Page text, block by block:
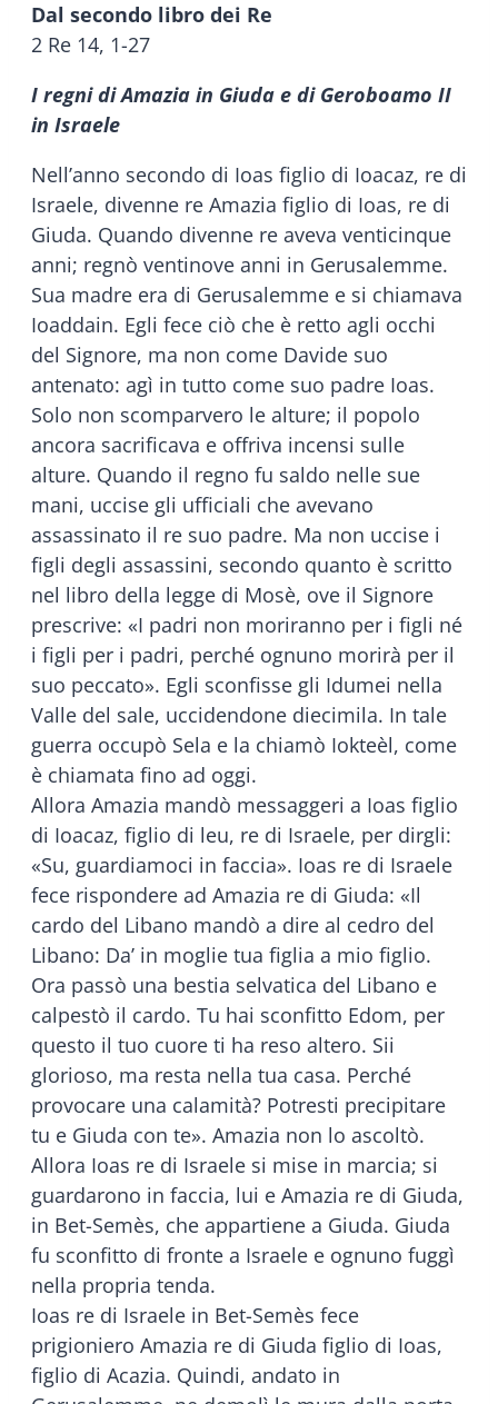
Dal secondo libro dei Re
2 Re 14, 1-27
I regni di Amazia in Giuda e di Geroboamo II
in Israele
Nell’anno secondo di Ioas figlio di Ioacaz, re di
Israele, divenne re Amazia figlio di Ioas, re di
Giuda. Quando divenne re aveva venticinque
anni; regnò ventinove anni in Gerusalemme.
Sua madre era di Gerusalemme e si chiamava
Ioaddain. Egli fece ciò che è retto agli occhi
del Signore, ma non come Davide suo
antenato: agì in tutto come suo padre Ioas.
Solo non scomparvero le alture; il popolo
ancora sacrificava e offriva incensi sulle
alture. Quando il regno fu saldo nelle sue
mani, uccise gli ufficiali che avevano
assassinato il re suo padre. Ma non uccise i
figli degli assassini, secondo quanto è scritto
nel libro della legge di Mosè, ove il Signore
prescrive: «I padri non moriranno per i figli né
i figli per i padri, perché ognuno morirà per il
suo peccato». Egli sconfisse gli Idumei nella
Valle del sale, uccidendone diecimila. In tale
guerra occupò Sela e la chiamò Iokteèl, come
è chiamata fino ad oggi.
Allora Amazia mandò messaggeri a Ioas figlio
di Ioacaz, figlio di leu, re di Israele, per dirgli:
«Su, guardiamoci in faccia». Ioas re di Israele
fece rispondere ad Amazia re di Giuda: «Il
cardo del Libano mandò a dire al cedro del
Libano: Da’ in moglie tua figlia a mio figlio.
Ora passò una bestia selvatica del Libano e
calpestò il cardo. Tu hai sconfitto Edom, per
questo il tuo cuore ti ha reso altero. Sii
glorioso, ma resta nella tua casa. Perché
provocare una calamità? Potresti precipitare
tu e Giuda con te». Amazia non lo ascoltò.
Allora Ioas re di Israele si mise in marcia; si
guardarono in faccia, lui e Amazia re di Giuda,
in Bet-Semès, che appartiene a Giuda. Giuda
fu sconfitto di fronte a Israele e ognuno fuggì
nella propria tenda.
Ioas re di Israele in Bet-Semès fece
prigioniero Amazia re di Giuda figlio di Ioas,
figlio di Acazia. Quindi, andato in